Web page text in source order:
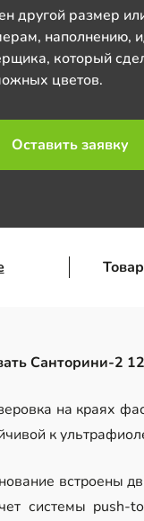
другой размер
наполнению,
который
цветов.
Оставить заявку
Санторини-2
на краях
к
встроены
системы push-